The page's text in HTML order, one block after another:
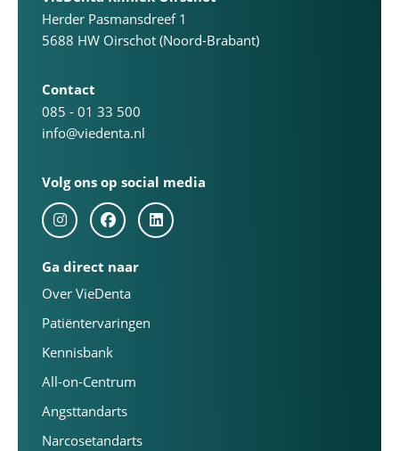
Herder Pasmansdreef 1
5688 HW Oirschot (Noord-Brabant)
Contact
085 - 01 33 500
info@viedenta.nl
Volg ons op social media
Ga direct naar
Over VieDenta
Patiëntervaringen
Kennisbank
All-on-Centrum
Angsttandarts
Narcosetandarts